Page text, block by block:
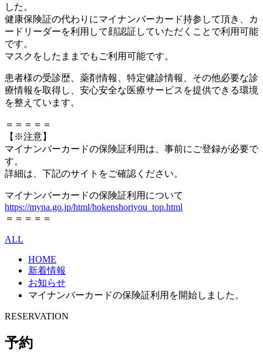
した。
健康保険証の代わりにマイナンバーカード持参して頂き、カ
ードリーダーを利用して顔認証していただくことで利用可能
です。
マスクをしたままでもご利用可能です。
患者様の受診歴、薬剤情報、特定健診情報、その他必要な診
療情報を取得し、安心安全な医療サービスを提供できる環境
を整えています。
＝＝＝＝＝
【※注意】
マイナンバーカードの保険証利用は、事前にご登録が必要で
す。
詳細は、下記のサイトをご確認ください。
マイナンバーカードの保険証利用について
https://myna.go.jp/html/hokenshoriyou_top.html
＝＝＝＝＝
ALL
HOME
新着情報
お知らせ
マイナンバーカードの保険証利用を開始しました。
RESERVATION
予約